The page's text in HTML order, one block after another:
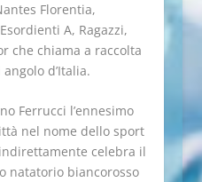
Florentia,
A, Ragazzi,
che chiama a raccolta
d’Italia.
Ferrucci l’ennesimo
nel nome dello sport
celebra il
natatorio biancorosso